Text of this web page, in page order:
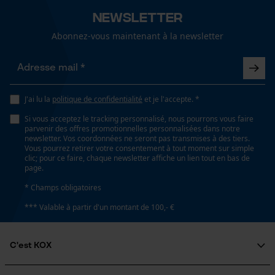
Newsletter
Abonnez-vous maintenant à la newsletter
J'ai lu la politique de confidentialité et je l'accepte. *
Si vous acceptez le tracking personnalisé, nous pourrons vous faire
parvenir des offres promotionnelles personnalisées dans notre
newsletter. Vos coordonnées ne seront pas transmises à des tiers.
Vous pourrez retirer votre consentement à tout moment sur simple
clic; pour ce faire, chaque newsletter affiche un lien tout en bas de
page.
* Champs obligatoires
*** Valable à partir d'un montant de 100,- €
C'est KOX
Mouseflow Web Analytics Tool
Fact-Finder Tracking
Cookies de performance et de
fonctionnalité
Panier sauvegardé